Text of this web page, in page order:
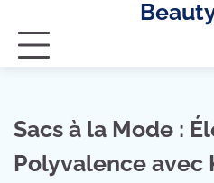
content
Sacs à la Mode :
Polyvalence avec